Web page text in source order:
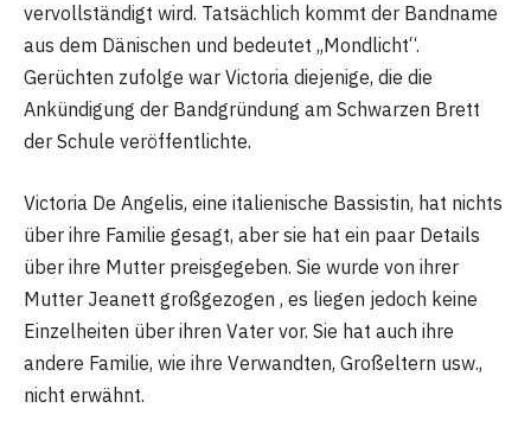
vervollständigt wird. Tatsächlich kommt der Bandname
aus dem Dänischen und bedeutet „Mondlicht“.
Gerüchten zufolge war Victoria diejenige, die die
Ankündigung der Bandgründung am Schwarzen Brett
der Schule veröffentlichte.
Victoria De Angelis, eine italienische Bassistin, hat nichts
über ihre Familie gesagt, aber sie hat ein paar Details
über ihre Mutter preisgegeben. Sie wurde von ihrer
Mutter Jeanett großgezogen , es liegen jedoch keine
Einzelheiten über ihren Vater vor. Sie hat auch ihre
andere Familie, wie ihre Verwandten, Großeltern usw.,
nicht erwähnt.